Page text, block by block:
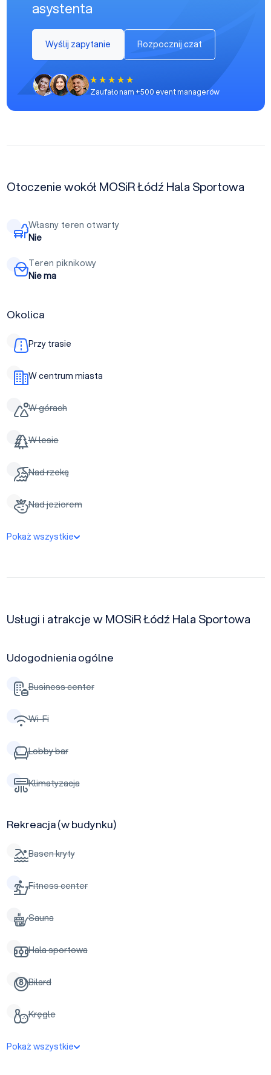
asystenta
Wyślij zapytanie Rozpocznij czat
Zaufało nam +500 event managerów
Otoczenie wokół MOSiR Łódź Hala Sportowa
Własny teren otwarty
Nie
Teren piknikowy
Nie ma
Okolica
Przy trasie
W centrum miasta
W górach
W lesie
Nad rzeką
Nad jeziorem
Pokaż wszystkie
Usługi i atrakcje w MOSiR Łódź Hala Sportowa
Udogodnienia ogólne
Business center
Wi-Fi
Lobby bar
Klimatyzacja
Rekreacja (w budynku)
Basen kryty
Fitness center
Sauna
Hala sportowa
Bilard
Kręgle
Pokaż wszystkie